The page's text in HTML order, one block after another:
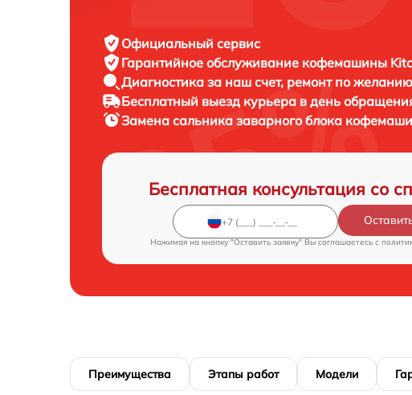
Официальный сервис
Гарантийное обслуживание кофемашины
Диагностика за наш счет, ремонт по желанию
Бесплатный выезд курьера в день
Замена сальника заварного блока
Бесплатная консультация со
Нажимая на кнопку "Оставить заявку" Вы соглашаетесь c
Преимущества Этапы работ Модели